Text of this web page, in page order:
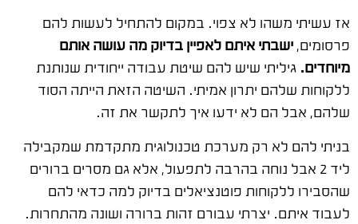
אז עשיתי משהו לא צפוי. במקום להתחיל לעשות להם
פרסומים,ישבתי איתם לאפיין בדיוק מה עושה אותם
מיוחדים. גיליתי שיש להם שיטת עבודה ייחודית שנותנת
ללקוחות שלהם יתרון אמיתי. השיטה הזאת הייתה הסוד
שלהם, אבל הם לא ידעו איך לתקשר את זה.
בניתי להם לא רק מערכת טכנולוגית מתקדמת שמקבילה
ליד 2 אבל נוחה בהרבה לתפעול, אלא גם מסרים ברורים
שהסבירו ללקוחות פוטנציאלים בדיוק למה כדאי להם
לעבוד איתם. יצרתי עבורם זהות ברורה ושונה מהתחרות.